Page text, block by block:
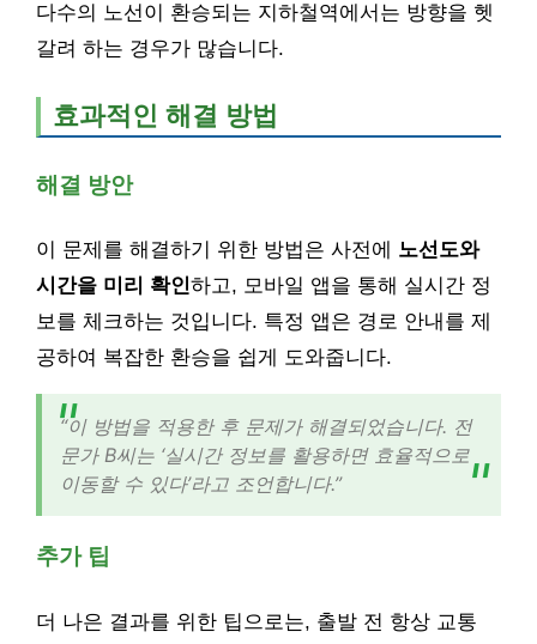
다수의 노선이 환승되는 지하철역에서는 방향을 헷
갈려 하는 경우가 많습니다.
효과적인 해결 방법
해결 방안
이 문제를 해결하기 위한 방법은 사전에 노선도와
시간을 미리 확인하고, 모바일 앱을 통해 실시간 정
보를 체크하는 것입니다. 특정 앱은 경로 안내를 제
공하여 복잡한 환승을 쉽게 도와줍니다.
“이 방법을 적용한 후 문제가 해결되었습니다. 전
문가 B씨는 ‘실시간 정보를 활용하면 효율적으로
이동할 수 있다’라고 조언합니다.”
추가 팁
더 나은 결과를 위한 팁으로는, 출발 전 항상 교통